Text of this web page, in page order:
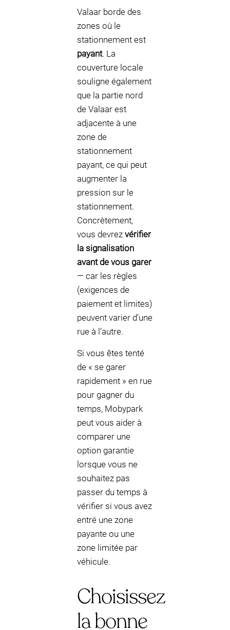
Valaar borde des
zones où le
stationnement est
payant. La
couverture locale
souligne également
que la partie nord
de Valaar est
adjacente à une
zone de
stationnement
payant, ce qui peut
augmenter la
pression sur le
stationnement.
Concrètement,
vous devrez vérifier
la signalisation
avant de vous garer
— car les règles
(exigences de
paiement et limites)
peuvent varier d’une
rue à l’autre.
Si vous êtes tenté
de « se garer
rapidement » en rue
pour gagner du
temps, Mobypark
peut vous aider à
comparer une
option garantie
lorsque vous ne
souhaitez pas
passer du temps à
vérifier si vous avez
entré une zone
payante ou une
zone limitée par
véhicule.
Choisissez
la bonne